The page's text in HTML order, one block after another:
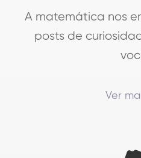
A matemática nos
posts de
Ver